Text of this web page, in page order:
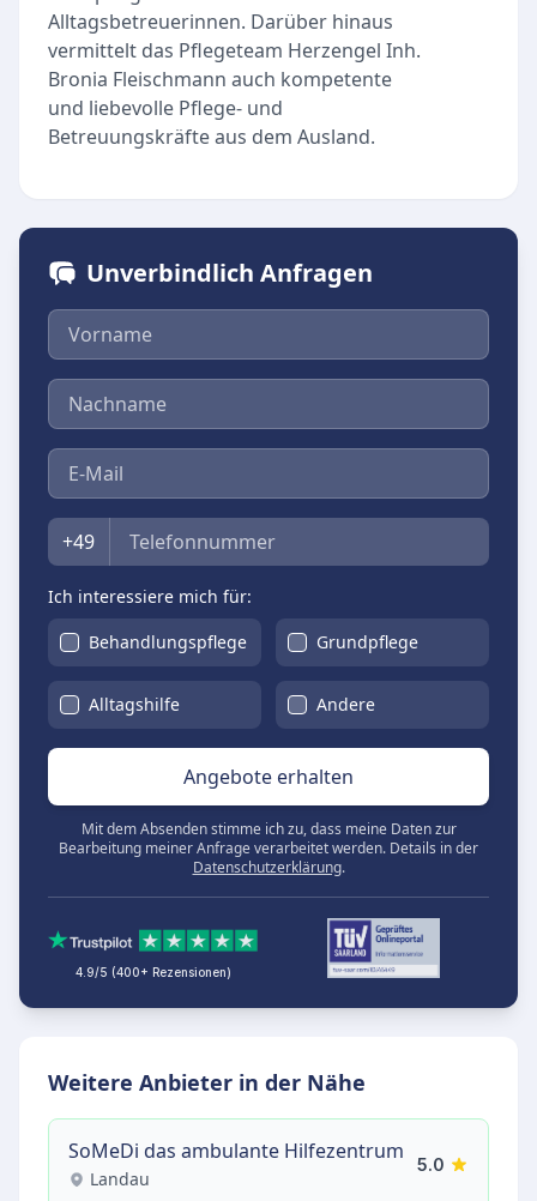
Alltagsbetreuerinnen. Darüber hinaus
vermittelt das Pflegeteam Herzengel Inh.
Bronia Fleischmann auch kompetente
und liebevolle Pflege- und
Betreuungskräfte aus dem Ausland.
Unverbindlich Anfragen
Vorname
Nachname
E-Mail
Telefon
+49
Ich interessiere mich für:
Behandlungspflege
Grundpflege
Alltagshilfe Andere
Angebote erhalten
Mit dem Absenden stimme ich zu, dass meine Daten zur
Bearbeitung meiner Anfrage verarbeitet werden. Details in der
Datenschutzerklärung.
4.9/5 (400+ Rezensionen)
Weitere Anbieter in der Nähe
SoMeDi das ambulante Hilfezentrum
Landau
5.0